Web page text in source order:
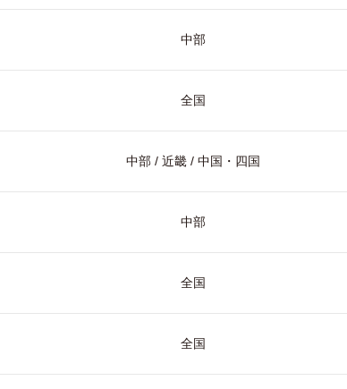
中部
全国
中部 / 近畿 / 中国・四国
中部
全国
全国